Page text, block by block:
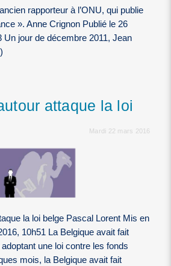
rapporteur à l’ONU, qui publie
». Anne Crignon Publié le 26
Un jour de décembre 2011, Jean
attaque la loi
Mardi 22 mars 2016
la loi belge Pascal Lorent Mis en
10h51 La Belgique avait fait
adoptant une loi contre les fonds
mois, la Belgique avait fait